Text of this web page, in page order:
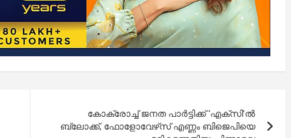
കോക്രോച്ച് ജനത പാർട്ടിക്ക് ‘എക്‌സി’ൽ
ബ്ലോക്ക്‌, ഫോളോവേഴ്‌സ്‌ എണ്ണം ബിജെപിയെ